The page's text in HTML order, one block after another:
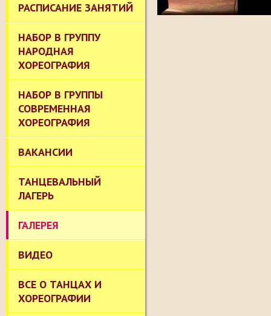
РАСПИСАНИЕ ЗАНЯТИЙ
НАБОР В ГРУППУ
НАРОДНАЯ
ХОРЕОГРАФИЯ
НАБОР В ГРУППЫ
СОВРЕМЕННАЯ
ХОРЕОГРАФИЯ
ВАКАНСИИ
ТАНЦЕВАЛЬНЫЙ
ЛАГЕРЬ
ГАЛЕРЕЯ
ВИДЕО
ВСЕ О ТАНЦАХ И
ХОРЕОГРАФИИ